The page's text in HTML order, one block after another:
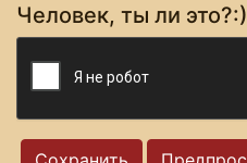
Человек, ты ли это?:)